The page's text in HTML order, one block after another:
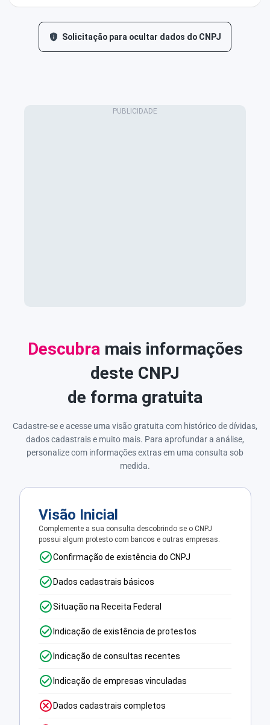
Solicitação para ocultar dados do CNPJ
Descubra mais informações
deste CNPJ
de forma gratuita
Cadastre-se e acesse uma visão gratuita com histórico de dívidas,
dados cadastrais e muito mais. Para aprofundar a análise,
personalize com informações extras em uma consulta sob
medida.
Visão Inicial
Complemente a sua consulta descobrindo se o CNPJ
possui algum protesto com bancos e outras empresas.
Confirmação de existência do CNPJ
Dados cadastrais básicos
Situação na Receita Federal
Indicação de existência de protestos
Indicação de consultas recentes
Indicação de empresas vinculadas
Dados cadastrais completos